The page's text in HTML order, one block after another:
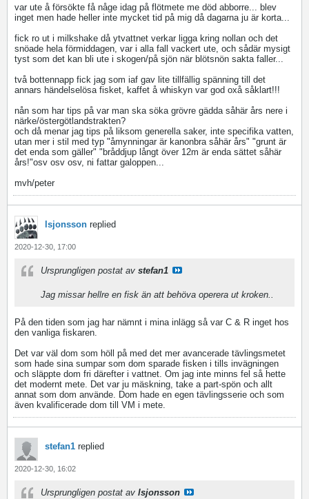
var ute å försökte få någe idag på flötmete me död abborre... blev
inget men hade heller inte mycket tid på mig då dagarna ju är korta...
fick ro ut i milkshake då ytvattnet verkar ligga kring nollan och det
snöade hela förmiddagen, var i alla fall vackert ute, och sådär mysigt
tyst som det kan bli ute i skogen/på sjön när blötsnön sakta faller...
två bottennapp fick jag som iaf gav lite tillfällig spänning till det
annars händelselösa fisket, kaffet å whiskyn var god oxå såklart!!!
nån som har tips på var man ska söka grövre gädda såhär års nere i
närke/östergötlandstrakten?
och då menar jag tips på liksom generella saker, inte specifika vatten,
utan mer i stil med typ "åmynningar är kanonbra såhär års" "grunt är
det enda som gäller" "bråddjup långt över 12m är enda sättet såhär
års!"osv osv osv, ni fattar galoppen...
mvh/peter
lsjonsson replied
2020-12-30, 17:00
Ursprungligen postat av stefan1
Jag missar hellre en fisk än att behöva operera ut kroken..
På den tiden som jag har nämnt i mina inlägg så var C & R inget hos
den vanliga fiskaren.
Det var väl dom som höll på med det mer avancerade tävlingsmetet
som hade sina sumpar som dom sparade fisken i tills invägningen
och släppte dom fri därefter i vattnet. Om jag inte minns fel så hette
det modernt mete. Det var ju mäskning, take a part-spön och allt
annat som dom använde. Dom hade en egen tävlingsserie och som
även kvalificerade dom till VM i mete.
stefan1 replied
2020-12-30, 16:02
Ursprungligen postat av lsjonsson